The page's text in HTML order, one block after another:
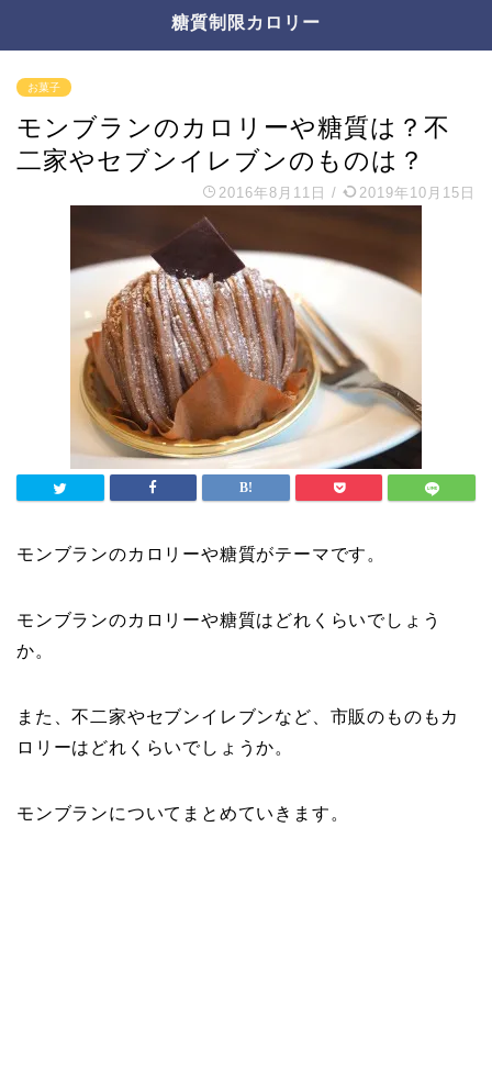
糖質制限カロリー
お菓子
モンブランのカロリーや糖質は？不
二家やセブンイレブンのものは？
2016年8月11日 / 2019年10月15日
モンブランのカロリーや糖質がテーマです。
モンブランのカロリーや糖質はどれくらいでしょう
か。
また、不二家やセブンイレブンなど、市販のものもカ
ロリーはどれくらいでしょうか。
モンブランについてまとめていきます。